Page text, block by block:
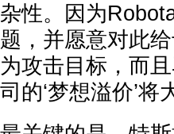
杂性。因为
题，并愿意对此
为攻击目标，而
司的‘梦想溢价’